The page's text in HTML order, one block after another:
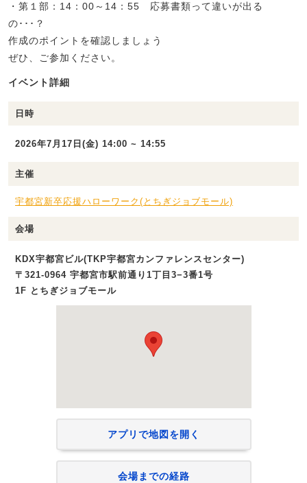
・第１部：14：00～14：55 応募書類って違いが出る
の･･･？
作成のポイントを確認しましょう
ぜひ、ご参加ください。
イベント詳細
日時
2026年7月17日(金) 14:00 ~ 14:55
主催
宇都宮新卒応援ハローワーク(とちぎジョブモール)
会場
KDX宇都宮ビル(TKP宇都宮カンファレンスセンター)
〒321-0964 宇都宮市駅前通り1丁目3−3番1号
1F とちぎジョブモール
アプリで地図を開く
会場までの経路